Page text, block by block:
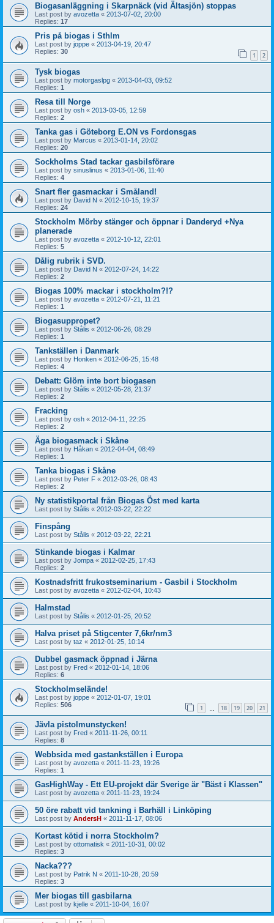
Biogasanläggning i Skarpnäck (vid Ältasjön) stoppas
Last post by avozetta « 2013-07-02, 20:00
Replies: 17
Pris på biogas i Sthlm
Last post by joppe « 2013-04-19, 20:47
Replies: 30 1 2
Tysk biogas
Last post by motorgaslpg « 2013-04-03, 09:52
Replies: 1
Resa till Norge
Last post by osh « 2013-03-05, 12:59
Replies: 2
Tanka gas i Göteborg E.ON vs Fordonsgas
Last post by Marcus « 2013-01-14, 20:02
Replies: 20
Sockholms Stad tackar gasbilsförare
Last post by sinuslinus « 2013-01-06, 11:40
Replies: 4
Snart fler gasmackar i Småland!
Last post by David N « 2012-10-15, 19:37
Replies: 24
Stockholm Mörby stänger och öppnar i Danderyd +Nya
planerade
Last post by avozetta « 2012-10-12, 22:01
Replies: 5
Dålig rubrik i SVD.
Last post by David N « 2012-07-24, 14:22
Replies: 2
Biogas 100% mackar i stockholm?!?
Last post by avozetta « 2012-07-21, 11:21
Replies: 1
Biogasuppropet?
Last post by Stålis « 2012-06-26, 08:29
Replies: 1
Tankställen i Danmark
Last post by Honken « 2012-06-25, 15:48
Replies: 4
Debatt: Glöm inte bort biogasen
Last post by Stålis « 2012-05-28, 21:37
Replies: 2
Fracking
Last post by osh « 2012-04-11, 22:25
Replies: 2
Äga biogasmack i Skåne
Last post by Håkan « 2012-04-04, 08:49
Replies: 1
Tanka biogas i Skåne
Last post by Peter F « 2012-03-26, 08:43
Replies: 2
Ny statistikportal från Biogas Öst med karta
Last post by Stålis « 2012-03-22, 22:22
Finspång
Last post by Stålis « 2012-03-22, 22:21
Stinkande biogas i Kalmar
Last post by Jompa « 2012-02-25, 17:43
Replies: 2
Kostnadsfritt frukostseminarium - Gasbil i Stockholm
Last post by avozetta « 2012-02-04, 10:43
Halmstad
Last post by Stålis « 2012-01-25, 20:52
Halva priset på Stigcenter 7,6kr/nm3
Last post by taz « 2012-01-25, 10:14
Dubbel gasmack öppnad i Järna
Last post by Fred « 2012-01-14, 18:06
Replies: 6
Stockholmselände!
Last post by joppe « 2012-01-07, 19:01
Replies: 506 1 18 19 20 21
Jävla pistolmunstycken!
Last post by Fred « 2011-11-26, 00:11
Replies: 8
Webbsida med gastankställen i Europa
Last post by avozetta « 2011-11-23, 19:26
Replies: 1
GasHighWay - Ett EU-projekt där Sverige är "Bäst i Klassen"
Last post by avozetta « 2011-11-23, 19:24
50 öre rabatt vid tankning i Barhäll i Linköping
Last post by AndersH « 2011-11-17, 08:06
Kortast kötid i norra Stockholm?
Last post by ottomatisk « 2011-10-31, 00:02
Replies: 3
Nacka???
Last post by Patrik N « 2011-10-28, 20:59
Replies: 3
Mer biogas till gasbilarna
Last post by kjelle « 2011-10-04, 16:07